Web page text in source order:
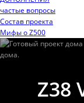
частые вопросы
Состав проекта
Мифы o Z500
Z38